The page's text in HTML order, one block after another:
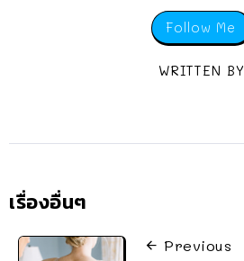
Follow Me
WRITTEN BY
เรื่องอื่นๆ
Previous